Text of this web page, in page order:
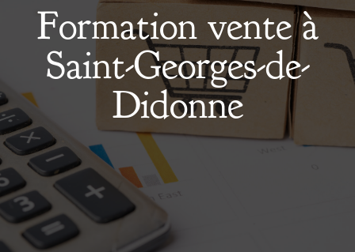
Formation vente à
Saint-Georges-de-
Didonne